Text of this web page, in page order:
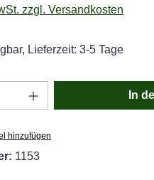
zzgl. Versandkosten
Lieferzeit: 3-5 Tage
Gib den In
hinzufügen
1153